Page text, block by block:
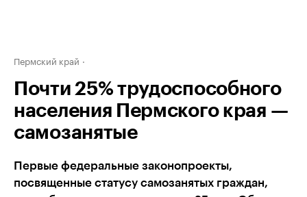
Пермский край
Почти 25% трудоспособного
населения Пермского края —
самозанятые
Первые федеральные законопроекты,
посвященные статусу самозанятых граждан,